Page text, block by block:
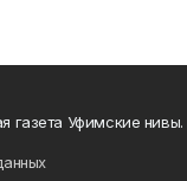
газета Уфимские нивы.